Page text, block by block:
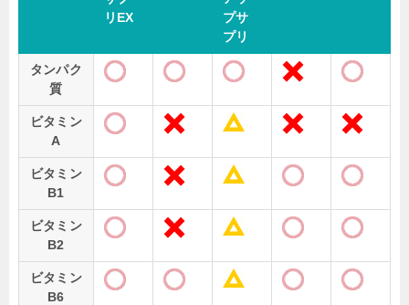
リEX
プサ
プリ
タンパク
質
ビタミン
A
ビタミン
B1
ビタミン
B2
ビタミン
B6